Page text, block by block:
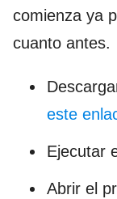
comienza ya
cuanto antes.
este
Ejecutar
Abrir el